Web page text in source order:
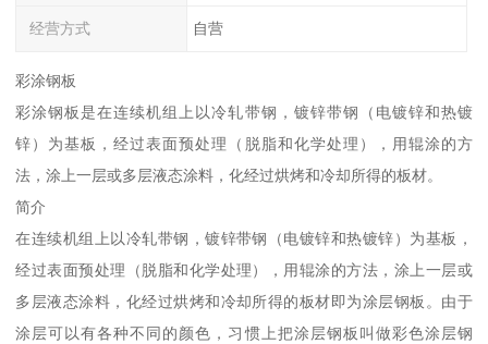
经营方式 自营
彩涂钢板
彩涂钢板是在连续机组上以冷轧带钢，镀锌带钢（电镀锌和热镀
锌）为基板，经过表面预处理（脱脂和化学处理），用辊涂的方
法，涂上一层或多层液态涂料，化经过烘烤和冷却所得的板材。
简介
在连续机组上以冷轧带钢，镀锌带钢（电镀锌和热镀锌）为基板，
经过表面预处理（脱脂和化学处理），用辊涂的方法，涂上一层或
多层液态涂料，化经过烘烤和冷却所得的板材即为涂层钢板。由于
涂层可以有各种不同的颜色，习惯上把涂层钢板叫做彩色涂层钢